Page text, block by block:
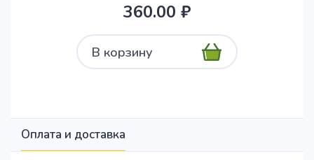
360.00 ₽
В корзину
Оплата и доставка